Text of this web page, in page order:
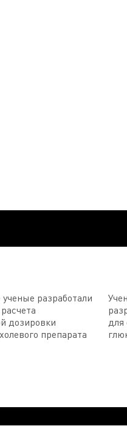
разработали
дозировки
препарата
для